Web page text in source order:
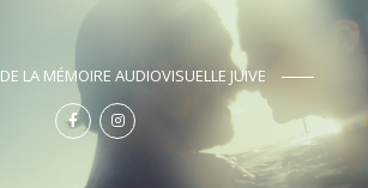
LA MÉMOIRE AUDIOVISUELLE JUIVE